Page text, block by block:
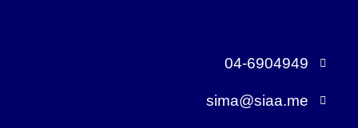
04-6904949
sima@siaa.me